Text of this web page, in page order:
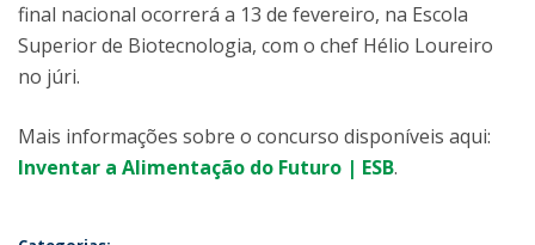
final nacional ocorrerá a 13 de fevereiro, na Escola
Superior de Biotecnologia, com o chef Hélio Loureiro
no júri.
Mais informações sobre o concurso disponíveis aqui:
Inventar a Alimentação do Futuro | ESB.